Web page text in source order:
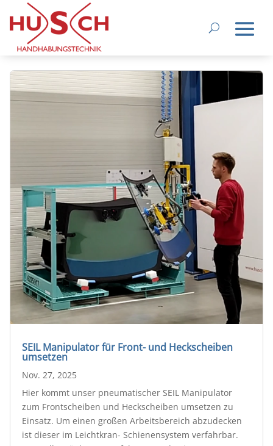
SEIL Manipulator für Front- und Heckscheiben
umsetzen
Nov. 27, 2025
Hier kommt unser pneumatischer SEIL Manipulator
zum Frontscheiben und Heckscheiben umsetzen zu
Einsatz. Um einen großen Arbeitsbereich abzudecken
ist dieser im Leichtkran- Schienensystem verfahrbar.